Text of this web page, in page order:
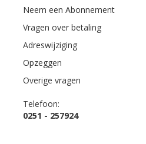
Neem een Abonnement
Vragen over betaling
Adreswijziging
Opzeggen
Overige vragen
Telefoon:
0251 - 257924